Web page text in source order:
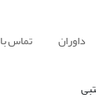
داوران تماس